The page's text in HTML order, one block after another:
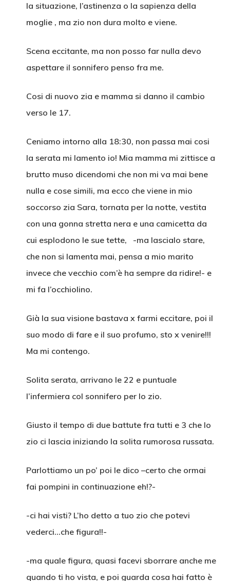
la situazione, l’astinenza o la sapienza della
moglie , ma zio non dura molto e viene.
Scena eccitante, ma non posso far nulla devo
aspettare il sonnifero penso fra me.
Cosi di nuovo zia e mamma si danno il cambio
verso le 17.
Ceniamo intorno alla 18:30, non passa mai cosi
la serata mi lamento io! Mia mamma mi zittisce a
brutto muso dicendomi che non mi va mai bene
nulla e cose simili, ma ecco che viene in mio
soccorso zia Sara, tornata per la notte, vestita
con una gonna stretta nera e una camicetta da
cui esplodono le sue tette, -ma lascialo stare,
che non si lamenta mai, pensa a mio marito
invece che vecchio com’è ha sempre da ridire!- e
mi fa l’occhiolino.
Già la sua visione bastava x farmi eccitare, poi il
suo modo di fare e il suo profumo, sto x venire!!!
Ma mi contengo.
Solita serata, arrivano le 22 e puntuale
l’infermiera col sonnifero per lo zio.
Giusto il tempo di due battute fra tutti e 3 che lo
zio ci lascia iniziando la solita rumorosa russata.
Parlottiamo un po’ poi le dico –certo che ormai
fai pompini in continuazione eh!?-
-ci hai visti? L’ho detto a tuo zio che potevi
vederci…che figura!!-
-ma quale figura, quasi facevi sborrare anche me
quando ti ho vista, e poi guarda cosa hai fatto è